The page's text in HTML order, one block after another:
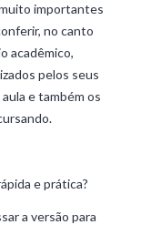
importantes
no canto
acadêmico,
pelos seus
e também os
e prática?
a versão para